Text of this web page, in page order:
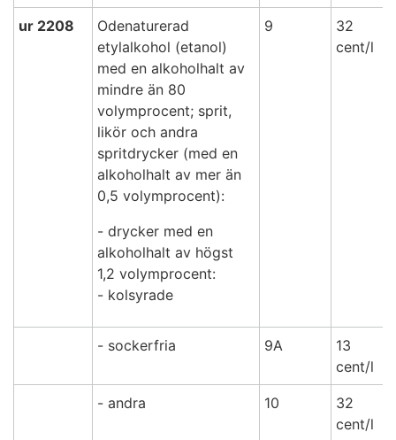
ur 2208
Odenaturerad
etylalkohol (etanol)
med en alkoholhalt av
mindre än 80
volymprocent; sprit,
likör och andra
spritdrycker (med en
alkoholhalt av mer än
0,5 volymprocent):
- drycker med en
alkoholhalt av högst
1,2 volymprocent:
- kolsyrade
9
32
cent/l
- sockerfria 9A
13
cent/l
- andra 10
32
cent/l